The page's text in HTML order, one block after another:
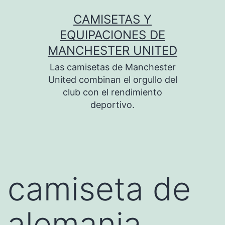
CAMISETAS Y
EQUIPACIONES DE
MANCHESTER UNITED
Las camisetas de Manchester
United combinan el orgullo del
club con el rendimiento
deportivo.
camiseta de